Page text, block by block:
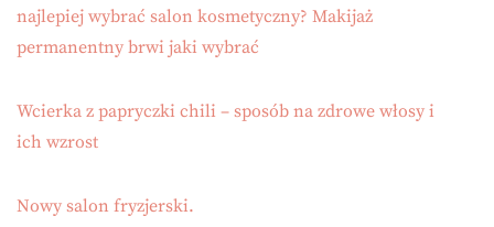
najlepiej wybrać salon kosmetyczny? Makijaż
permanentny brwi jaki wybrać
Wcierka z papryczki chili – sposób na zdrowe włosy i
ich wzrost
Nowy salon fryzjerski.